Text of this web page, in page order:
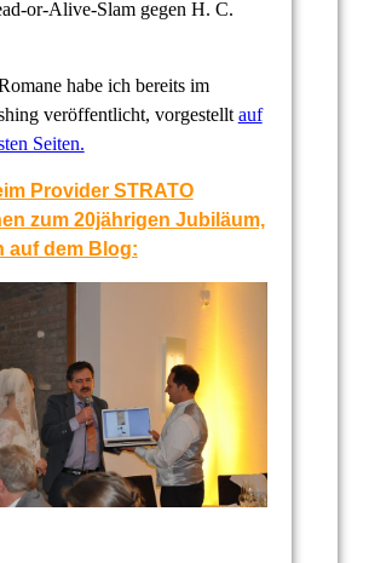
or-Alive-Slam gegen H. C.
habe ich bereits im
veröffentlicht, vorgestellt auf
Seiten.
Provider STRATO
zum 20jährigen Jubiläum,
auf dem Blog: